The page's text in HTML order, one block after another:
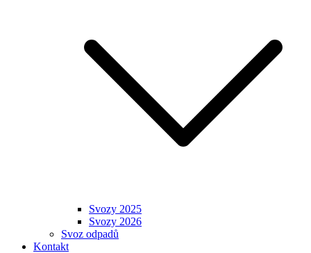
Svozy 2025
Svozy 2026
Svoz odpadů
Kontakt